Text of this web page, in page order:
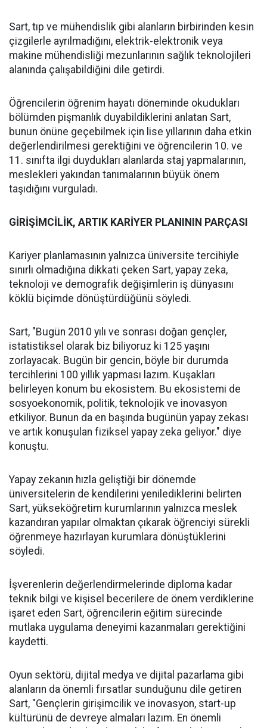
Sart, tıp ve mühendislik gibi alanların birbirinden kesin
çizgilerle ayrılmadığını, elektrik-elektronik veya
makine mühendisliği mezunlarının sağlık teknolojileri
alanında çalışabildiğini dile getirdi.
Öğrencilerin öğrenim hayatı döneminde okudukları
bölümden pişmanlık duyabildiklerini anlatan Sart,
bunun önüne geçebilmek için lise yıllarının daha etkin
değerlendirilmesi gerektiğini ve öğrencilerin 10. ve
11. sınıfta ilgi duydukları alanlarda staj yapmalarının,
meslekleri yakından tanımalarının büyük önem
taşıdığını vurguladı.
GİRİŞİMCİLİK, ARTIK KARİYER PLANININ PARÇASI
Kariyer planlamasının yalnızca üniversite tercihiyle
sınırlı olmadığına dikkati çeken Sart, yapay zeka,
teknoloji ve demografik değişimlerin iş dünyasını
köklü biçimde dönüştürdüğünü söyledi.
Sart, "Bugün 2010 yılı ve sonrası doğan gençler,
istatistiksel olarak biz biliyoruz ki 125 yaşını
zorlayacak. Bugün bir gencin, böyle bir durumda
tercihlerini 100 yıllık yapması lazım. Kuşakları
belirleyen konum bu ekosistem. Bu ekosistemi de
sosyoekonomik, politik, teknolojik ve inovasyon
etkiliyor. Bunun da en başında bugünün yapay zekası
ve artık konuşulan fiziksel yapay zeka geliyor." diye
konuştu.
Yapay zekanın hızla geliştiği bir dönemde
üniversitelerin de kendilerini yenilediklerini belirten
Sart, yükseköğretim kurumlarının yalnızca meslek
kazandıran yapılar olmaktan çıkarak öğrenciyi sürekli
öğrenmeye hazırlayan kurumlara dönüştüklerini
söyledi.
İşverenlerin değerlendirmelerinde diploma kadar
teknik bilgi ve kişisel becerilere de önem verdiklerine
işaret eden Sart, öğrencilerin eğitim sürecinde
mutlaka uygulama deneyimi kazanmaları gerektiğini
kaydetti.
Oyun sektörü, dijital medya ve dijital pazarlama gibi
alanların da önemli fırsatlar sunduğunu dile getiren
Sart, "Gençlerin girişimcilik ve inovasyon, start-up
kültürünü de devreye almaları lazım. En önemli